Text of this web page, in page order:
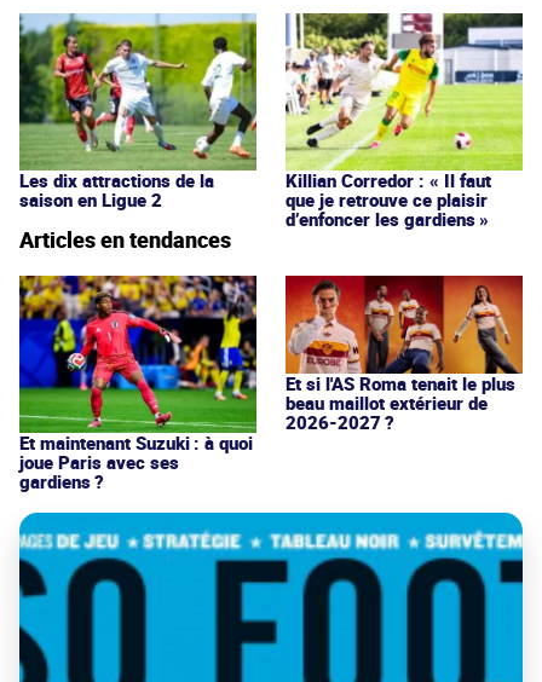
Les dix attractions de la
saison en Ligue 2
Killian Corredor : « Il faut
que je retrouve ce plaisir
d’enfoncer les gardiens »
Articles en tendances
Et maintenant Suzuki : à quoi
joue Paris avec ses
gardiens ?
Et si l'AS Roma tenait le plus
beau maillot extérieur de
2026-2027 ?